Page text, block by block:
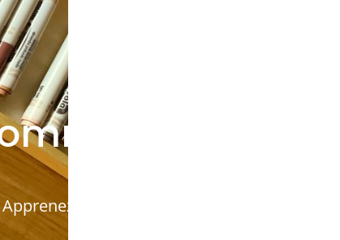
se
comment appliquer cette